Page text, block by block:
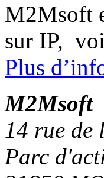
M2Msoft
sur IP,
Plus
M2Msoft
14 rue de
Parc